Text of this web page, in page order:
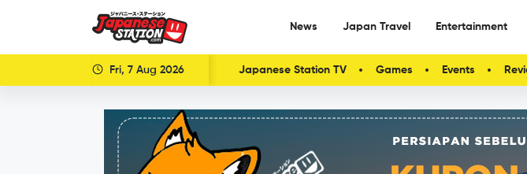
News Japan Travel Entertainment
Fri, 7 Aug 2026 Japanese Station TV Games Events